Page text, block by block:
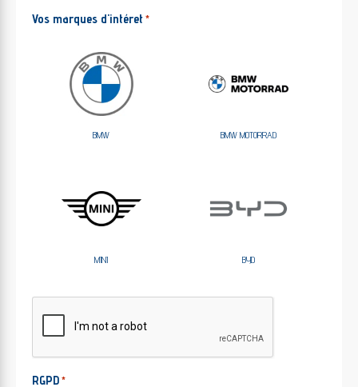
Vos marques d'intéret *
BMW BMW MOTORRAD
MINI BYD
RGPD *